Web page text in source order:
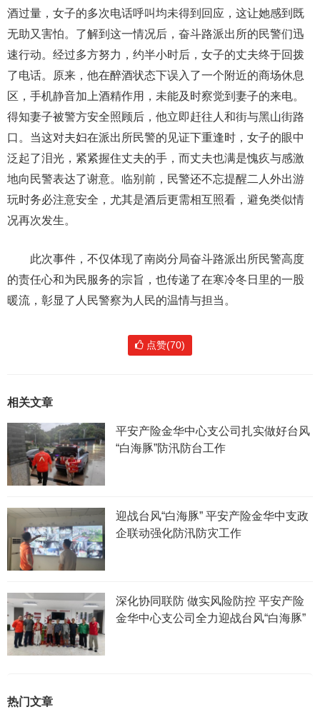
酒过量，女子的多次电话呼叫均未得到回应，这让她感到既
无助又害怕。了解到这一情况后，奋斗路派出所的民警们迅
速行动。经过多方努力，约半小时后，女子的丈夫终于回拨
了电话。原来，他在醉酒状态下误入了一个附近的商场休息
区，手机静音加上酒精作用，未能及时察觉到妻子的来电。
得知妻子被警方安全照顾后，他立即赶往人和街与黑山街路
口。当这对夫妇在派出所民警的见证下重逢时，女子的眼中
泛起了泪光，紧紧握住丈夫的手，而丈夫也满是愧疚与感激
地向民警表达了谢意。临别前，民警还不忘提醒二人外出游
玩时务必注意安全，尤其是酒后更需相互照看，避免类似情
况再次发生。
此次事件，不仅体现了南岗分局奋斗路派出所民警高度
的责任心和为民服务的宗旨，也传递了在寒冷冬日里的一股
暖流，彰显了人民警察为人民的温情与担当。
点赞(70)
相关文章
平安产险金华中心支公司扎实做好台风
“白海豚”防汛防台工作
迎战台风“白海豚” 平安产险金华中支政
企联动强化防汛防灾工作
深化协同联防 做实风险防控 平安产险
金华中心支公司全力迎战台风“白海豚”
热门文章